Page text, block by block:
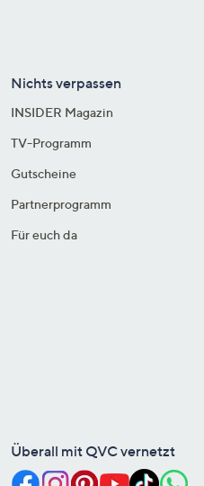
Nichts verpassen
INSIDER Magazin
TV-Programm
Gutscheine
Partnerprogramm
Für euch da
Überall mit QVC vernetzt